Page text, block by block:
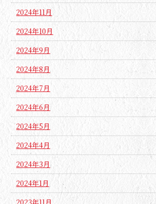
2024年11月
2024年10月
2024年9月
2024年8月
2024年7月
2024年6月
2024年5月
2024年4月
2024年3月
2024年1月
2023年11月